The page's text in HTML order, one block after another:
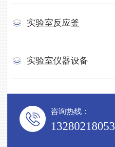
实验室反应釜
实验室仪器设备
咨询热线：
13280218053